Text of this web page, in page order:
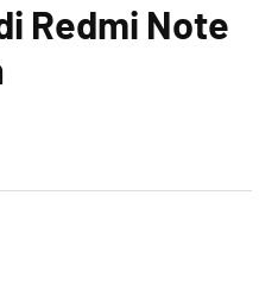
Redmi Note